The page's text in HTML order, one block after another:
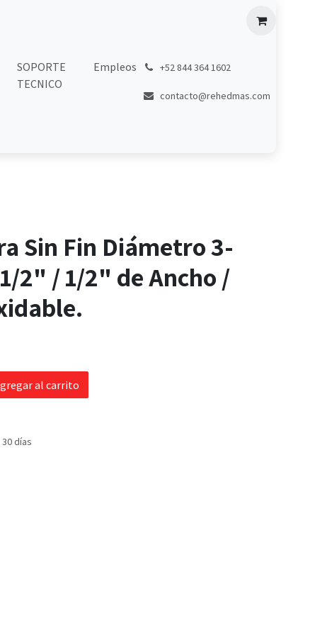
SOPORTE
TECNICO
Empleos +52 844 364 1602
contacto@rehedmas.com
Sin Fin Diámetro 3-
2" / 1/2" de Ancho /
al carrito
días